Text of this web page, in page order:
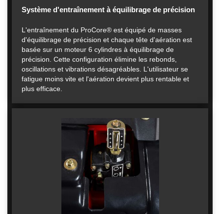
Système d'entraînement à équilibrage de précision
L'entraînement du ProCore® est équipé de masses
d'équilibrage de précision et chaque tête d'aération est
basée sur un moteur 6 cylindres à équilibrage de
précision. Cette configuration élimine les rebonds,
oscillations et vibrations désagréables. L'utilisateur se
fatigue moins vite et l'aération devient plus rentable et
plus efficace.